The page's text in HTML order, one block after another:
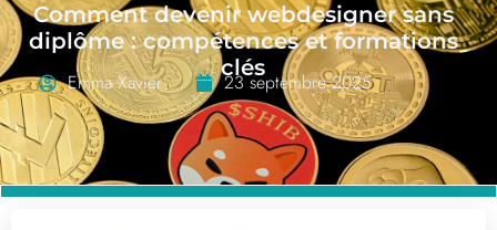
Comment devenir webdesigner sans
diplôme : compétences et formations
clés
Emma Xavier 23 septembre 2025